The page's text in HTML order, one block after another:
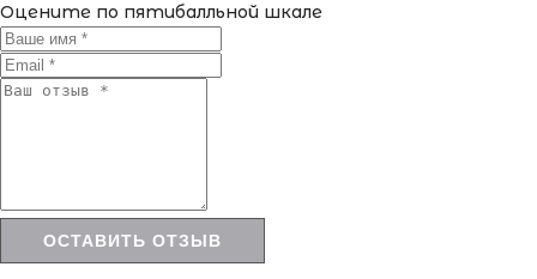
Оцените по пятибалльной шкале